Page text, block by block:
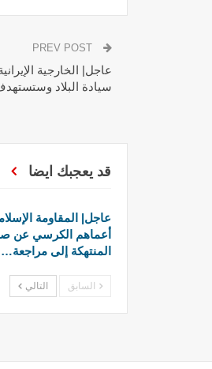
عاجل| الخارجية
سيادة البلاد
قد يعجبك ايضا
عاجل| المقاومة
أعماهم الكرسي عن
المنتهكة إلى مراجعة…
السابق التالي